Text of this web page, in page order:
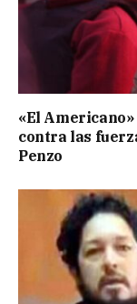
«El
contra las
Penzo